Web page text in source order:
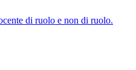
di ruolo e non di ruolo.